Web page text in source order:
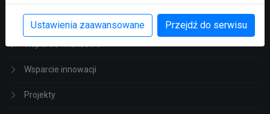
Wsparcie innowacji
Projekty
Ustawienia zaawansowane Przejdź do serwisu